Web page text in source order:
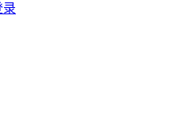
录